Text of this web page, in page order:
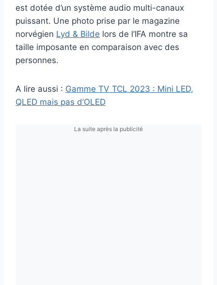
est dotée d’un système audio multi-canaux
puissant. Une photo prise par le magazine
norvégien Lyd & Bilde lors de l’IFA montre sa
taille imposante en comparaison avec des
personnes.
A lire aussi : Gamme TV TCL 2023 : Mini LED,
QLED mais pas d’OLED
La suite après la publicité